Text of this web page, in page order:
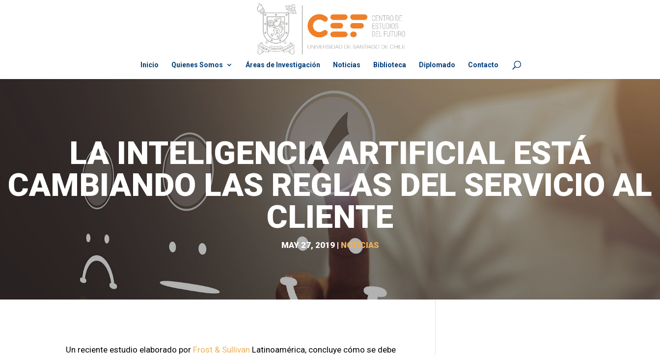
Inicio Quienes Somos Áreas de Investigación Noticias Biblioteca Diplomado Contacto
LA INTELIGENCIA ARTIFICIAL ESTÁ
CAMBIANDO LAS REGLAS DEL SERVICIO AL
CLIENTE
MAY 27, 2019| NOTICIAS
Un reciente estudio elaborado por Frost & Sullivan Latinoamérica, concluye cómo se debe